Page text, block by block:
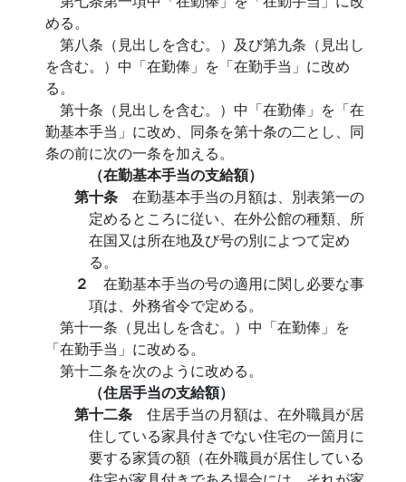
める。
第八条（見出しを含む。）及び第九条（見出し
を含む。）中「在勤俸」を「在勤手当」に改め
る。
第十条（見出しを含む。）中「在勤俸」を「在
勤基本手当」に改め、同条を第十条の二とし、同
条の前に次の一条を加える。
（在勤基本手当の支給額）
第十条 在勤基本手当の月額は、別表第一の
定めるところに従い、在外公館の種類、所
在国又は所在地及び号の別によつて定め
る。
２ 在勤基本手当の号の適用に関し必要な事
項は、外務省令で定める。
第十一条（見出しを含む。）中「在勤俸」を
「在勤手当」に改める。
第十二条を次のように改める。
（住居手当の支給額）
第十二条 住居手当の月額は、在外職員が居
住している家具付きでない住宅の一箇月に
要する家賃の額（在外職員が居住している